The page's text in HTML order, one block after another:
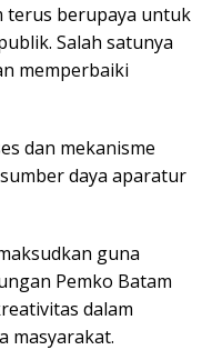
terus berupaya untuk
Salah satunya
memperbaiki
dan mekanisme
daya aparatur
guna
Pemko Batam
dalam
masyarakat.